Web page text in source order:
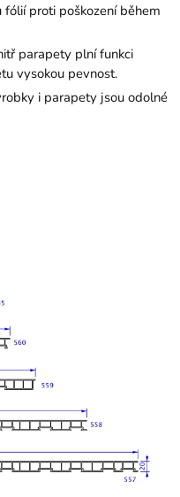
proti poškození během
parapety plní funkci
vysokou pevnost.
i parapety jsou odolné